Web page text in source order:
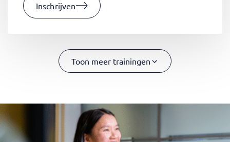
Inschrijven
Toon meer trainingen